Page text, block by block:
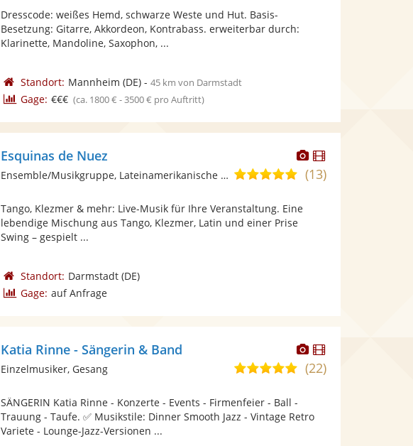
Sternen
Dresscode: weißes Hemd, schwarze Weste und Hut. Basis-
Besetzung: Gitarre, Akkordeon, Kontrabass. erweiterbar durch:
Klarinette, Mandoline, Saxophon, ...
Standort: Mannheim (DE)- 45 km von Darmstadt
Gage: €€€ (ca. 1800 € - 3500 € pro Auftritt)
Dieser
Künstler
stellt
Dieser
Künstler
Esquinas de Nuez
4,9
5
Sternen
(13)
Ensemble/Musikgruppe, Lateinamerikanische Musik
Tango, Klezmer & mehr: Live-Musik für Ihre Veranstaltung. Eine
lebendige Mischung aus Tango, Klezmer, Latin und einer Prise
Swing – gespielt ...
Standort: Darmstadt(DE)
Gage: auf Anfrage
Dieser
Künstler
stellt
Dieser
Künstler
Katia Rinne - Sängerin & Band
5,0
5
Sternen
(22)
Einzelmusiker, Gesang
SÄNGERIN Katia Rinne - Konzerte - Events - Firmenfeier - Ball -
Trauung - Taufe. ✅ Musikstile: Dinner Smooth Jazz - Vintage Retro
Variete - Lounge-Jazz-Versionen ...